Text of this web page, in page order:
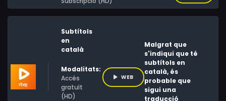
Subtítols
en
català
Modalitats:
Accés
gratuït
(HD)
WEB
Malgrat que
s'indiqui que té
subtítols en
català, és
probable que
sigui una
traducció